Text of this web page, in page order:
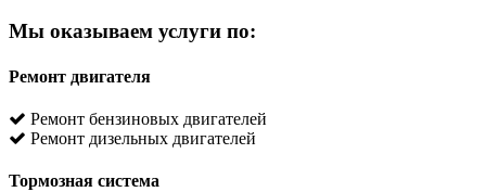
Мы оказываем услуги по:
Ремонт двигателя
Ремонт бензиновых двигателей
Ремонт дизельных двигателей
Тормозная система